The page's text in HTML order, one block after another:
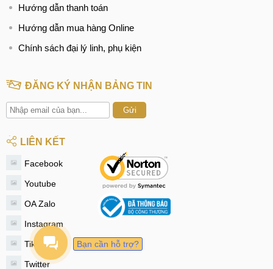
Hướng dẫn thanh toán
Hướng dẫn mua hàng Online
Chính sách đại lý linh, phụ kiện
ĐĂNG KÝ NHẬN BẢNG TIN
Gửi
LIÊN KẾT
Facebook
Youtube
OA Zalo
Instagram
Tiktok
Twitter
Bạn cần hỗ trợ?